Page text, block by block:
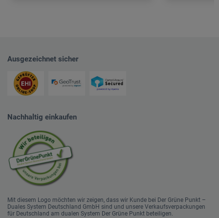
Ausgezeichnet sicher
Nachhaltig einkaufen
Mit diesem Logo möchten wir zeigen, dass wir Kunde bei Der Grüne Punkt –
Duales System Deutschland GmbH sind und unsere Verkaufsverpackungen
für Deutschland am dualen System Der Grüne Punkt beteiligen.